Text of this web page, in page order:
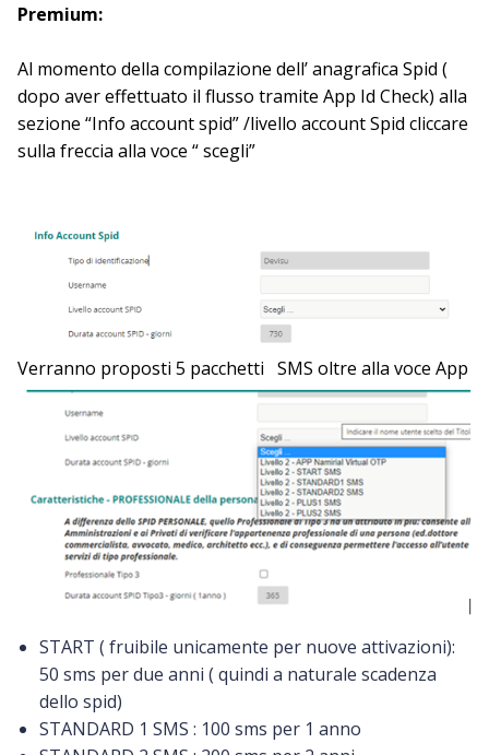
Premium:
Al momento della compilazione dell’ anagrafica Spid (
dopo aver effettuato il flusso tramite App Id Check) alla
sezione “Info account spid” /livello account Spid cliccare
sulla freccia alla voce “ scegli”
Verranno proposti 5 pacchetti SMS oltre alla voce App
START ( fruibile unicamente per nuove attivazioni):
50 sms per due anni ( quindi a naturale scadenza
dello spid)
STANDARD 1 SMS : 100 sms per 1 anno